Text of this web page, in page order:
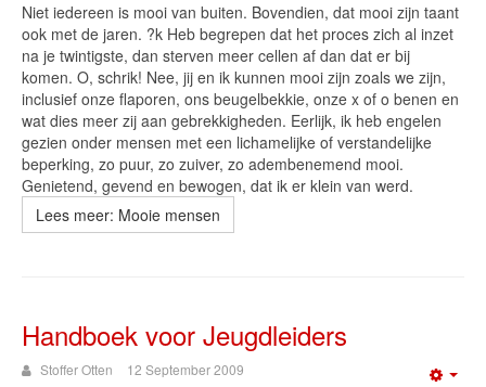
Niet iedereen is mooi van buiten. Bovendien, dat mooi zijn taant
ook met de jaren. ?k Heb begrepen dat het proces zich al inzet
na je twintigste, dan sterven meer cellen af dan dat er bij
komen. O, schrik! Nee, jij en ik kunnen mooi zijn zoals we zijn,
inclusief onze flaporen, ons beugelbekkie, onze x of o benen en
wat dies meer zij aan gebrekkigheden. Eerlijk, ik heb engelen
gezien onder mensen met een lichamelijke of verstandelijke
beperking, zo puur, zo zuiver, zo adembenemend mooi.
Genietend, gevend en bewogen, dat ik er klein van werd.
Lees meer: Mooie mensen
Handboek voor Jeugdleiders
Stoffer Otten 12 September 2009